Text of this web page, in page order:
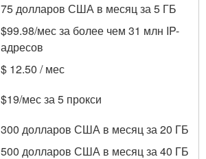
75 долларов США в месяц за 5 ГБ
$99.98/мес за более чем 31 млн IP-
адресов
$ 12.50 / мес
$19/мес за 5 прокси
300 долларов США в месяц за 20 ГБ
500 долларов США в месяц за 40 ГБ